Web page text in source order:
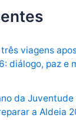
três viagens
diálogo, paz e
da
a Aldeia